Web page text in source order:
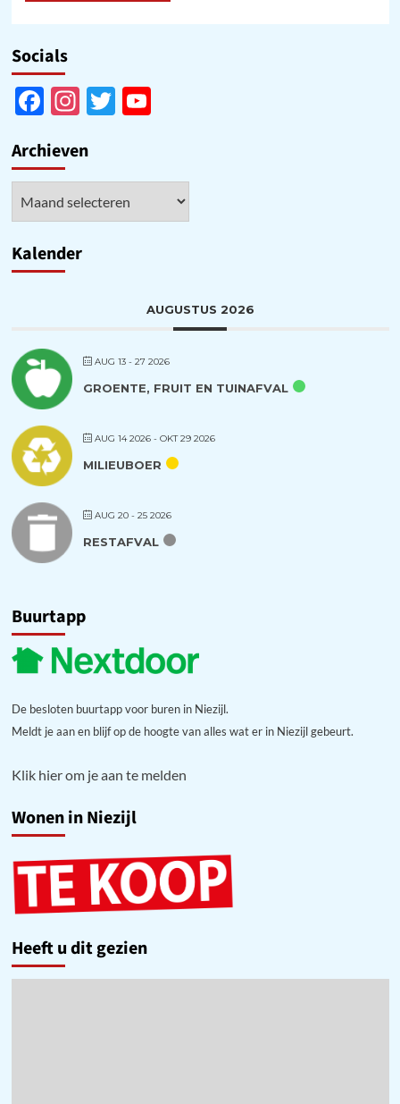
Socials
Facebook
Instagram
Twitter
YouTube
Archieven
Kalender
AUGUSTUS 2026
AUG 13 - 27 2026
GROENTE, FRUIT EN TUINAFVAL
AUG 14 2026- OKT 29 2026
MILIEUBOER
AUG 20 - 25 2026
RESTAFVAL
Buurtapp
De besloten buurtapp voor buren in Niezijl.
Meldt je aan en blijf op de hoogte van alles wat er in Niezijl gebeurt.
Klik hier om je aan te melden
Wonen in Niezijl
Heeft u dit gezien